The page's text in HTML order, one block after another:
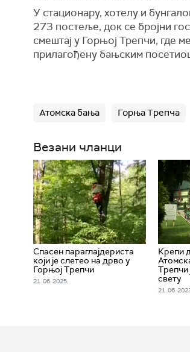
У стационару, хотелу и
273 постеље, док се бројни
смештај у Горњој Трепчи, где
прилагођену бањским
Атомска бања Горња Трепча
Везани чланци
Спасен параглајдериста
који је слетео на дрво у
Горњој Трепчи
21. 06. 2025.
Крепи
Трепчи
свету
21. 06.